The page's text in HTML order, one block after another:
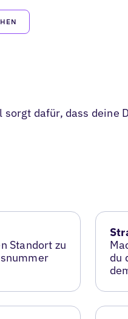
dafür, dass deine
Standort zu
du